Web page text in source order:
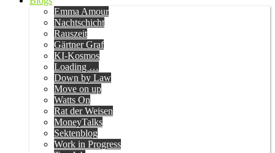
Emma Amour
Nachtschicht
Rauszeit
Gärtner Graf
KI-Kosmos
Loading …
Down by Law
Move on up
Watts On
Rat der Weisen
MoneyTalks
Sektenblog
Work in Progress